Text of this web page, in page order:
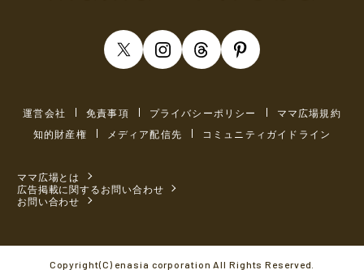
運営会社 免責事項 プライバシーポリシー
ママ広場規約
知的財産権
メディア配信先 コミュニティガイドライン
ママ広場とは
広告掲載に関するお問い合わせ
お問い合わせ
Copyright(C) enasia corporation All Rights Reserved.